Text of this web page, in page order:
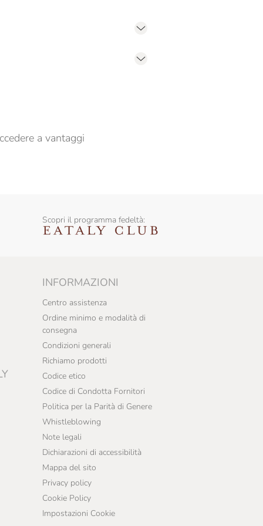
a vantaggi
Scopri il programma fedeltà:
INFORMAZIONI
Centro assistenza
Ordine minimo e modalità di
consegna
Condizioni generali
Richiamo prodotti
Codice etico
Codice di Condotta Fornitori
Politica per la Parità di Genere
Whistleblowing
Note legali
Dichiarazioni di accessibilità
Mappa del sito
Privacy policy
Cookie Policy
Impostazioni Cookie